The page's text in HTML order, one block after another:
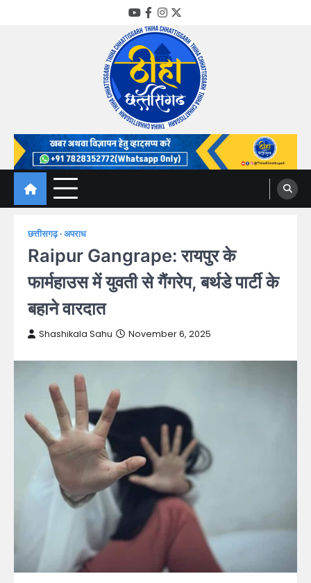
YouTube
Facebook
Instagram
Twitter
Thiha Chhattisgarh
गोठ जन-जन के
छत्तीसगढ़ अपराध
Raipur Gangrape: रायपुर के
फार्महाउस में युवती से गैंगरेप, बर्थडे पार्टी के
बहाने वारदात
Shashikala Sahu November 6, 2025